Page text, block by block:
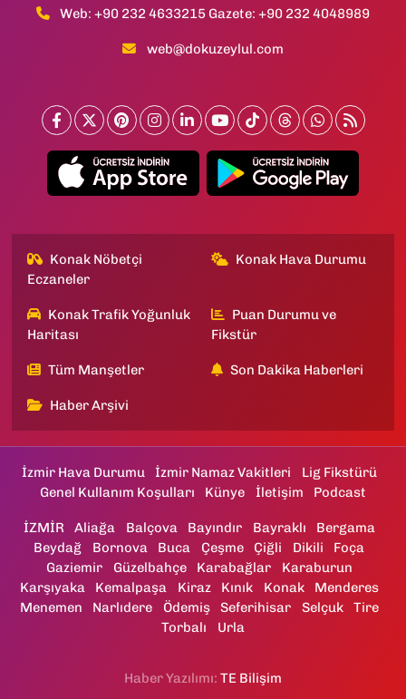
Web: +90 232 4633215 Gazete: +90 232 4048989
web@dokuzeylul.com
Konak Nöbetçi
Eczaneler
Konak Hava Durumu
Konak Trafik Yoğunluk
Haritası
Puan Durumu ve
Fikstür
Tüm Manşetler Son Dakika Haberleri
Haber Arşivi
İzmir Hava Durumu İzmir Namaz Vakitleri
Lig Fikstürü
Genel Kullanım Koşulları
Künye İletişim Podcast
İZMİR Aliağa Balçova Bayındır Bayraklı
Bergama
Beydağ
Bornova Buca Çeşme Çiğli Dikili
Foça
Gaziemir
Güzelbahçe Karabağlar
Karaburun
Karşıyaka
Kemalpaşa Kiraz Kınık Konak
Menderes
Menemen
Narlıdere Ödemiş Seferihisar Selçuk
Tire
Torbalı
Urla
Haber Yazılımı: TE Bilişim